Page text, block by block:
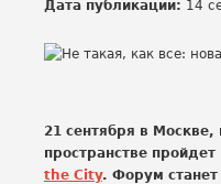
Дата публикации: 14
21 сентября в
пространстве
the City. Форум